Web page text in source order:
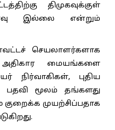
திமுகவுக்குள்
இல்லை என்றும்
செயலாளர்களாக
மையங்களை
நிர்வாகிகள், புதிய
பதவி மூலம் தங்களது
முயற்சிப்பதாக